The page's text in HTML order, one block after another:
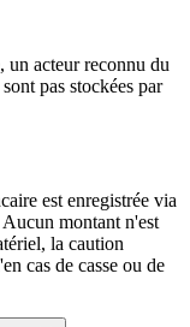
un acteur reconnu du
pas stockées par
est enregistrée via
montant n'est
la caution
cas de casse ou de